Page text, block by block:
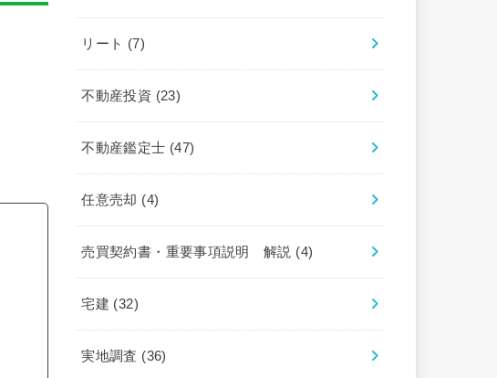
リート (7)
不動産投資 (23)
不動産鑑定士 (47)
任意売却 (4)
売買契約書・重要事項説明 解説 (4)
宅建 (32)
実地調査 (36)